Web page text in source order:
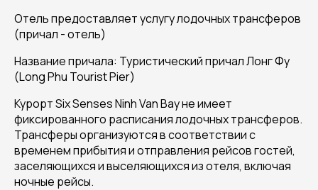
Отель предоставляет услугу лодочных трансферов
(причал - отель)
Название причала: Туристический причал Лонг Фу
(Long Phu Tourist Pier)
Курорт Six Senses Ninh Van Bay не имеет
фиксированного расписания лодочных трансферов.
Трансферы организуются в соответствии с
временем прибытия и отправления рейсов гостей,
заселяющихся и выселяющихся из отеля, включая
ночные рейсы.